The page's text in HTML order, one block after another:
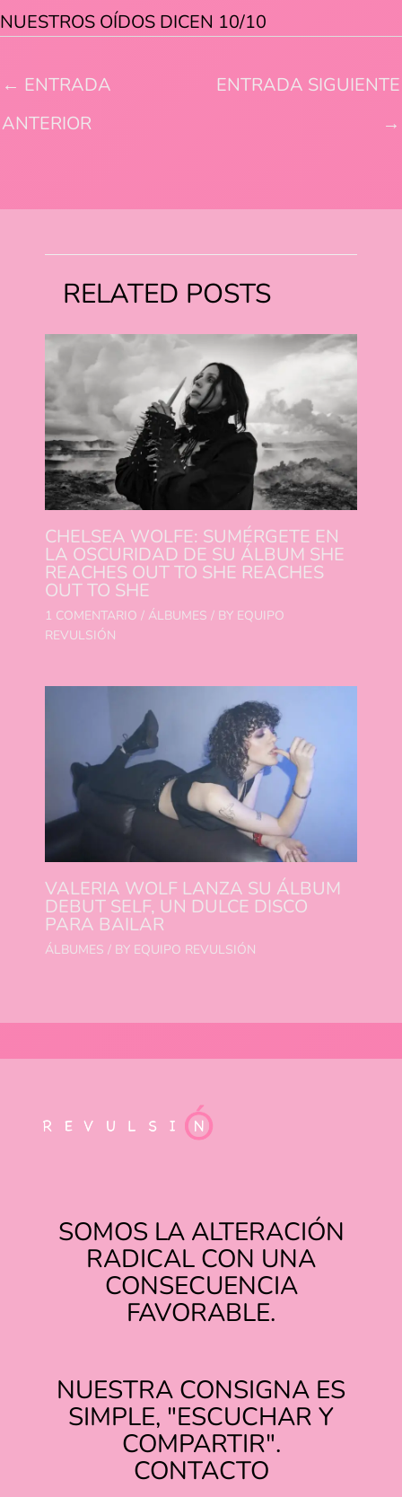
NUESTROS OÍDOS DICEN 10/10
← ENTRADA
ANTERIOR
ENTRADA SIGUIENTE
→
RELATED POSTS
CHELSEA WOLFE: SUMÉRGETE EN
LA OSCURIDAD DE SU ÁLBUM SHE
REACHES OUT TO SHE REACHES
OUT TO SHE
1 COMENTARIO / ÁLBUMES / BY EQUIPO
REVULSIÓN
VALERIA WOLF LANZA SU ÁLBUM
DEBUT SELF, UN DULCE DISCO
PARA BAILAR
ÁLBUMES / BY EQUIPO REVULSIÓN
SOMOS LA ALTERACIÓN
RADICAL CON UNA
CONSECUENCIA
FAVORABLE.
NUESTRA CONSIGNA ES
SIMPLE, "ESCUCHAR Y
COMPARTIR".
CONTACTO
INSTAGRAM